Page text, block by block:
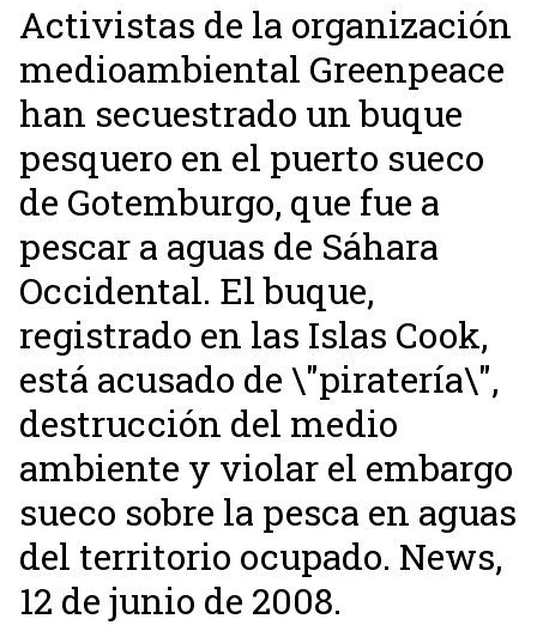
Activistas de la organización
medioambiental Greenpeace
han secuestrado un buque
pesquero en el puerto sueco
de Gotemburgo, que fue a
pescar a aguas de Sáhara
Occidental. El buque,
registrado en las Islas Cook,
está acusado de \"piratería\",
destrucción del medio
ambiente y violar el embargo
sueco sobre la pesca en aguas
del territorio ocupado. News,
12 de junio de 2008.